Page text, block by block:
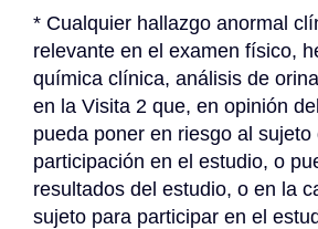
* Cualquier hallazgo anormal
relevante en el examen físico,
química clínica, análisis de
en la Visita 2 que, en opinión
pueda poner en riesgo al sujeto
participación en el estudio, o
resultados del estudio, o en la
sujeto para participar en el